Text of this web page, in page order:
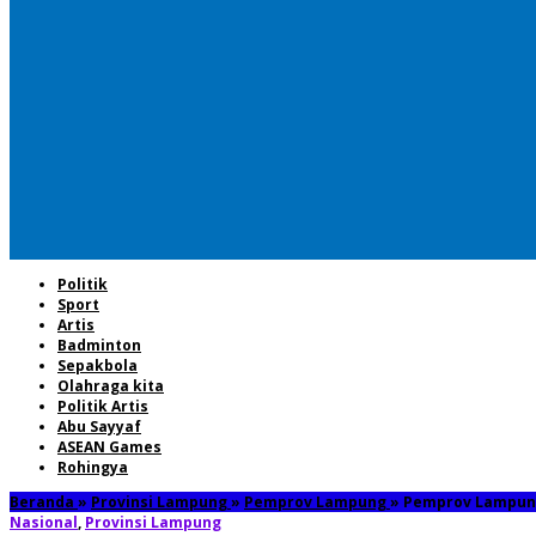
Politik
Sport
Artis
Badminton
Sepakbola
Olahraga kita
Politik Artis
Abu Sayyaf
ASEAN Games
Rohingya
Beranda » Provinsi Lampung» Pemprov Lampung» Pemprov
Nasional, Provinsi Lampung